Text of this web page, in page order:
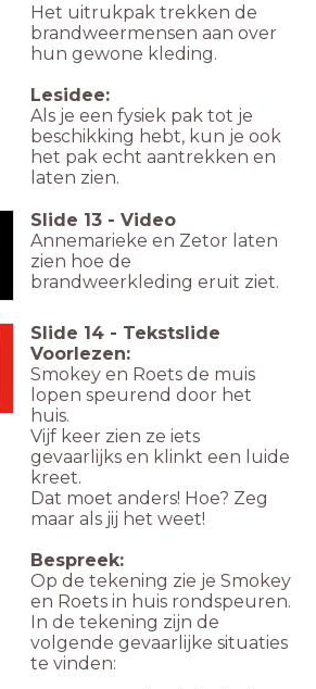
Het uitrukpak trekken de
brandweermensen aan over
hun gewone kleding.
Lesidee:
Als je een fysiek pak tot je
beschikking hebt, kun je ook
het pak echt aantrekken en
laten zien.
Slide 13 - Video
Annemarieke en Zetor laten
zien hoe de
brandweerkleding eruit ziet.
Slide 14 - Tekstslide
Voorlezen:
Smokey en Roets de muis
lopen speurend door het
huis.
Vijf keer zien ze iets
gevaarlijks en klinkt een luide
kreet.
Dat moet anders! Hoe? Zeg
maar als jij het weet!
Bespreek:
Op de tekening zie je Smokey
en Roets in huis rondspeuren.
In de tekening zijn de
volgende gevaarlijke situaties
te vinden: